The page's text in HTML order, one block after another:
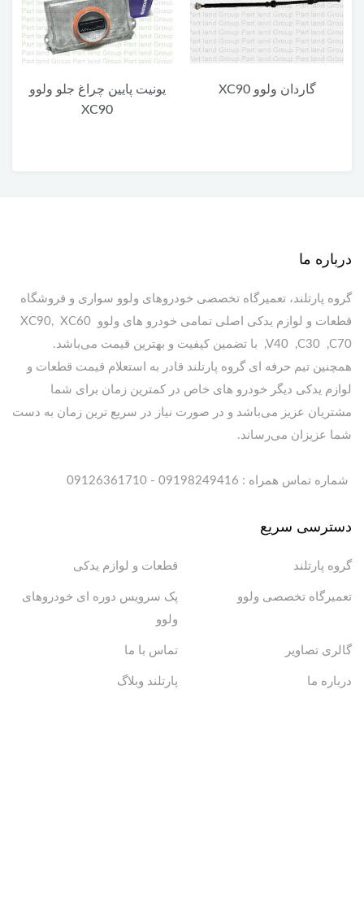
گاردان ولوو XC90
یونیت پایین چراغ جلو ولوو
XC90
درباره ما
گروه پارتلند، تعمیرگاه تخصصی خودروهای ولوو سواری و فروشگاه
قطعات و لوازم یدکی اصلی تمامی خودرو های ولوو XC90, XC60
,V40 ,C30 ,C70 با تضمین کیفیت و بهترین قیمت می‌باشد.
همچنین تیم حرفه ای گروه پارتلند قادر به استعلام قیمت قطعات و
لوازم یدکی دیگر خودرو های خاص در کمترین زمان برای شما
مشتریان عزیز می‌باشد و در صورت نیاز در سریع ترین زمان به دست
شما عزیزان می‌رساند.
شماره تماس همراه : 09198249416 - 09126361710
دسترسی سریع
گروه پارتلند قطعات و لوازم یدکی
تعمیرگاه تخصصی ولوو
پک سرویس دوره ای خودروهای
ولوو
گالری تصاویر تماس با ما
درباره ما پارتلند وبلاگ